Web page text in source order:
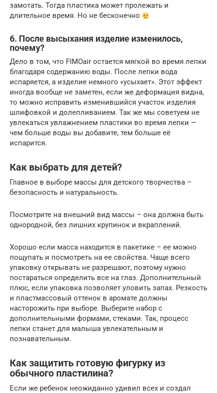
замотать. Тогда пластика может пролежать и
длительное время. Но не бесконечно
6. После высыхания изделие изменилось,
почему?
Дело в том, что FIMOair остается мягкой во время лепки
благодаря содержанию воды. После лепки вода
испаряется, а изделие немного «усыхает». Этот эффект
иногда вообще не заметен, если же деформация видна,
то можно исправить изменившийся участок изделия
шлифовкой и долепливанием. Так же мы советуем не
увлекаться увлажнением пластики во время лепки —
чем больше воды вы добавите, тем больше её
испарится.
Как выбрать для детей?
Главное в выборе массы для детского творчества –
безопасность и натуральность.
Посмотрите на внешний вид массы – она должна быть
однородной, без лишних крупинок и вкраплений.
Хорошо если масса находится в пакетике – ее можно
пощупать и посмотреть на ее свойства. Чаще всего
упаковку открывать не разрешают, поэтому нужно
постараться определить все на глаз. Дополнительный
плюс, если упаковка позволяет уловить запах. Резкость
и пластмассовый оттенок в аромате должны
насторожить при выборе. Выберите набор с
дополнительными формами, стеками. Так, процесс
лепки станет для малыша увлекательным и
познавательным.
Как защитить готовую фигурку из
обычного пластилина?
Если же ребенок неожиданно удивил всех и создал